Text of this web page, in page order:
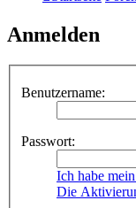
Anmelden
Benutzername:
Passwort:
Ich habe
Die